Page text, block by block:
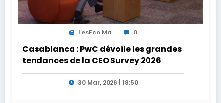
LesEco.ma 0
Casablanca : PwC dévoile les grandes
tendances de la CEO Survey 2026
30 Mar, 2026 | 18:50